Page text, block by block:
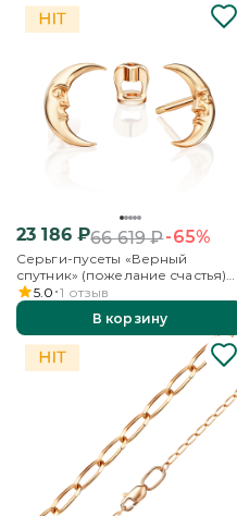
23 186₽66 619₽-65%
Серьги-пусеты «Верный
спутник» (пожелание счастья)
из красного золота
5.0 1 отзыв
В корзину